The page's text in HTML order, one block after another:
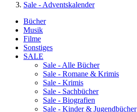
Sale - Adventskalender
Bücher
Musik
Filme
Sonstiges
SALE
Sale - Alle Bücher
Sale - Romane & Krimis
Sale - Krimis
Sale - Sachbücher
Sale - Biografien
Sale - Kinder & Jugendbücher